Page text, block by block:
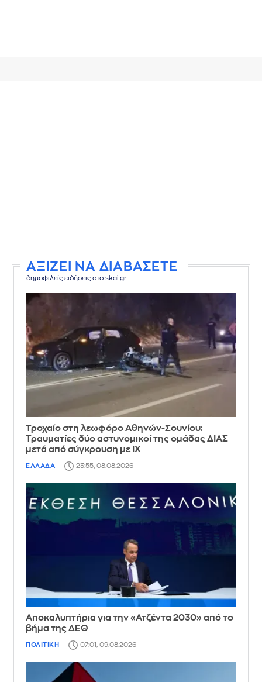
ΑΞΙΖΕΙ ΝΑ ΔΙΑΒΑΣΕΤΕ
δημοφιλείς ειδήσεις στο skai.gr
Τροχαίο στη λεωφόρο Αθηνών-Σουνίου:
Τραυματίες δύο αστυνομικοί της ομάδας ΔΙΑΣ
μετά από σύγκρουση με ΙΧ
ΕΛΛΑΔΑ 23:55, 08.08.2026
Αποκαλυπτήρια για την «Ατζέντα 2030» από το
βήμα της ΔΕΘ
ΠΟΛΙΤΙΚΗ 07:01, 09.08.2026